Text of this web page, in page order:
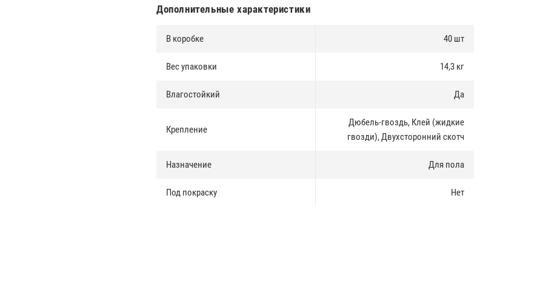
Дополнительные характеристики
В коробке 40 шт
Вес упаковки 14,3 кг
Влагостойкий Да
Крепление
Дюбель-гвоздь, Клей (жидкие
гвозди), Двухсторонний скотч
Назначение Для пола
Под покраску Нет